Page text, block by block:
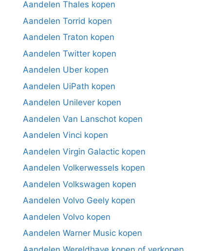
Aandelen Thales kopen
Aandelen Torrid kopen
Aandelen Traton kopen
Aandelen Twitter kopen
Aandelen Uber kopen
Aandelen UiPath kopen
Aandelen Unilever kopen
Aandelen Van Lanschot kopen
Aandelen Vinci kopen
Aandelen Virgin Galactic kopen
Aandelen Volkerwessels kopen
Aandelen Volkswagen kopen
Aandelen Volvo Geely kopen
Aandelen Volvo kopen
Aandelen Warner Music kopen